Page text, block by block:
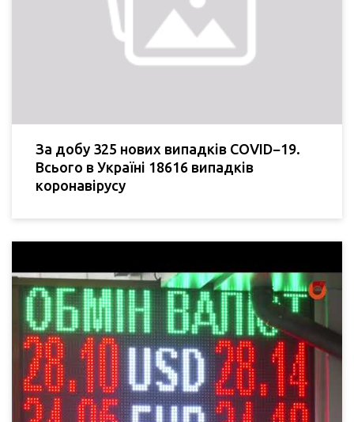
За добу 325 нових випадків COVID−19.
Всього в Україні 18616 випадків
коронавірусу